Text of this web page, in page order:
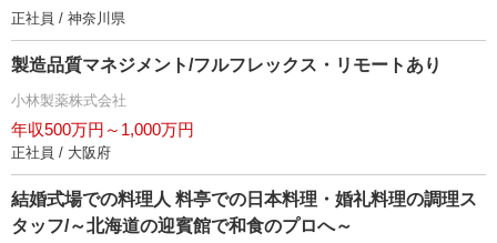
正社員 / 神奈川県
製造品質マネジメント/フルフレックス・リモートあり
小林製薬株式会社
年収500万円～1,000万円
正社員 / 大阪府
結婚式場での料理人 料亭での日本料理・婚礼料理の調理ス
タッフ/～北海道の迎賓館で和食のプロへ～